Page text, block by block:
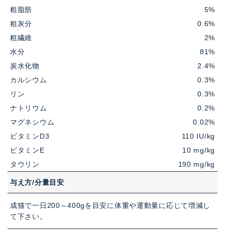
粗脂肪
5%
粗灰分
0.6%
粗繊維
2%
水分
81%
炭水化物
2.4%
カルシウム
0.3%
リン
0.3%
ナトリウム
0.2%
マグネシウム
0.02%
ビタミンD3
110 IU/kg
ビタミンE
10 mg/kg
タウリン
190 mg/kg
与え方/分量目安
成猫で一日200～400gを目安に体重や運動量に応じて増減し
て下さい。